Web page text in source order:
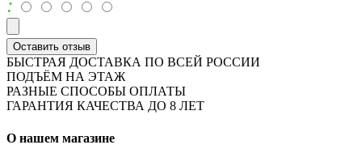
:
Оставить отзыв
БЫСТРАЯ ДОСТАВКА ПО ВСЕЙ РОССИИ
ПОДЪЁМ НА ЭТАЖ
РАЗНЫЕ СПОСОБЫ ОПЛАТЫ
ГАРАНТИЯ КАЧЕСТВА ДО 8 ЛЕТ
О нашем магазине